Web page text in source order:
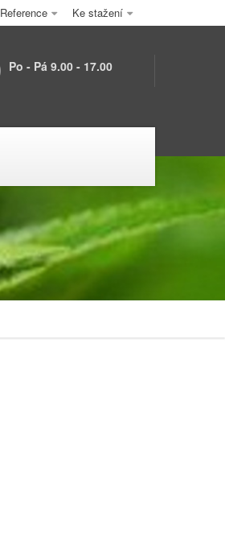
Reference Ke stažení
Po - Pá 9.00 - 17.00